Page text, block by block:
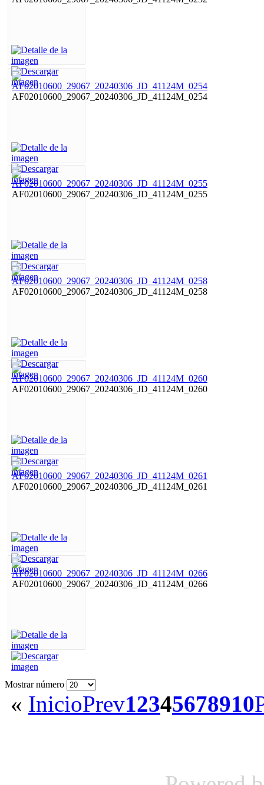
AF02010600_29067_20240306_JD_41124M_0254
AF02010600_29067_20240306_JD_41124M_0255
AF02010600_29067_20240306_JD_41124M_0258
AF02010600_29067_20240306_JD_41124M_0260
AF02010600_29067_20240306_JD_41124M_0261
AF02010600_29067_20240306_JD_41124M_0266
Mostrar número
« InicioPrev12345678910